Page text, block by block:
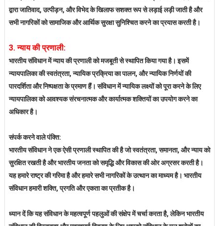
द्वारा जातिवाद, उत्पीड़न, और विभेद के खिलाफ सशक्त रूप से लड़ाई लड़ी जाती है और
सभी नागरिकों को सामाजिक और आर्थिक सुरक्षा सुनिश्चित करने का प्रयास करती है।
3. न्याय की प्रणाली:
भारतीय संविधान में न्याय की प्रणाली को मजबूती से स्थापित किया गया है। इसमें
न्यायपालिका की स्वतंत्रता, न्यायिक प्रक्रिया का पालन, और न्यायिक निर्णयों की
पारदर्शिता और निष्पक्षता के प्रमाण हैं। संविधान में न्यायिक लक्ष्यों को पूरा करने के लिए
न्यायपालिका को आवश्यक संरचनात्मक और कार्यात्मक शक्तियों का उपयोग करने का
अधिकार है।
संपर्क करने वाले पंक्ति:
भारतीय संविधान ने एक ऐसी प्रणाली स्थापित की है जो स्वतंत्रता, समानता, और न्याय को
सुरक्षित रखती है और भारतीय जनता को समृद्धि और विकास की ओर अग्रसर करती है।
यह हमारे राष्ट्र की गरिमा है और हमारे सभी नागरिकों के उत्थान का माध्यम है। भारतीय
संविधान हमारी शक्ति, प्रगति और एकता का प्रतीक है।
ध्यान दें कि यह संविधान के महत्वपूर्ण पहलुओं की संक्षेप में चर्चा करता है, लेकिन भारतीय